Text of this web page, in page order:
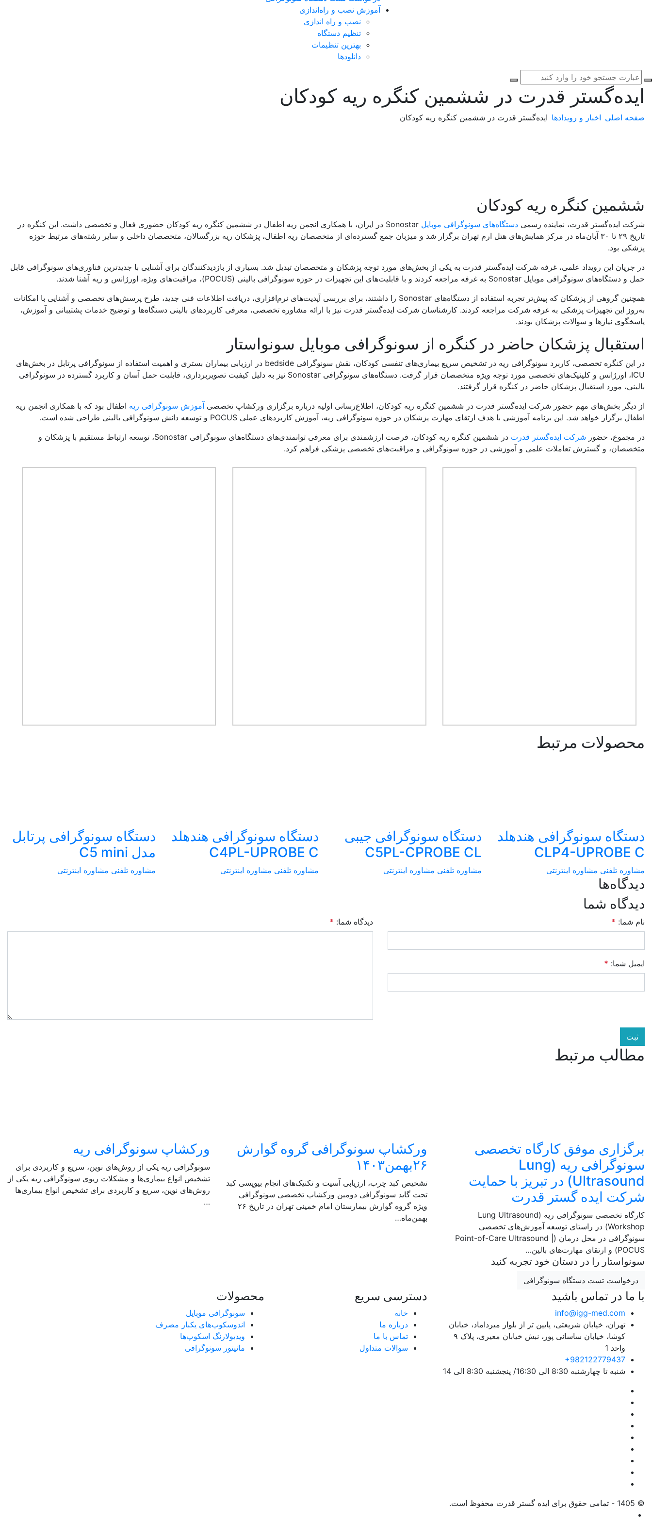
آموزش نصب و راه‌اندازی
نصب و راه اندازی
تنظیم دستگاه
بهترین تنظیمات
دانلودها
ایده‌گستر قدرت در ششمین کنگره ریه کودکان
صفحه اصلی اخبار و رویدادها ایده‌گستر قدرت در ششمین کنگره ریه کودکان
ششمین کنگره ریه کودکان
شرکت ایده‌گستر قدرت، نماینده رسمی دستگاه‌های سونوگرافی موبایل
Sonostar در ایران، با همکاری انجمن ریه اطفال در ششمین کنگره ریه کودکان حضوری فعال و تخصصی داشت. این کنگره در
تاریخ ۲۹ تا ۳۰ آبان‌ماه در مرکز همایش‌های هتل ارم تهران برگزار شد و میزبان جمع گسترده‌ای از متخصصان ریه اطفال، پزشکان ریه بزرگسالان، متخصصان داخلی و سایر رشته‌های مرتبط حوزه
پزشکی بود.
در جریان این رویداد علمی، غرفه شرکت ایده‌گستر قدرت به یکی از بخش‌های مورد توجه پزشکان و متخصصان تبدیل شد. بسیاری از بازدیدکنندگان برای آشنایی با جدیدترین فناوری‌های سونوگرافی قابل
حمل و دستگاه‌های سونوگرافی موبایل Sonostar به غرفه مراجعه کردند و با قابلیت‌های این تجهیزات در حوزه سونوگرافی بالینی (POCUS)، مراقبت‌های ویژه، اورژانس و ریه آشنا شدند.
همچنین گروهی از پزشکان که پیش‌تر تجربه استفاده از دستگاه‌های Sonostar را داشتند، برای بررسی آپدیت‌های نرم‌افزاری، دریافت اطلاعات فنی جدید، طرح پرسش‌های تخصصی و آشنایی با امکانات
به‌روز این تجهیزات پزشکی به غرفه شرکت مراجعه کردند. کارشناسان شرکت ایده‌گستر قدرت نیز با ارائه مشاوره تخصصی، معرفی کاربردهای بالینی دستگاه‌ها و توضیح خدمات پشتیبانی و آموزش،
پاسخگوی نیازها و سوالات پزشکان بودند.
استقبال پزشکان حاضر در کنگره از سونوگرافی موبایل سونواستار
در این کنگره تخصصی، کاربرد سونوگرافی ریه در تشخیص سریع بیماری‌های تنفسی کودکان، نقش سونوگرافی bedside در ارزیابی بیماران بستری و اهمیت استفاده از سونوگرافی پرتابل در بخش‌های
ICU، اورژانس و کلینیک‌های تخصصی مورد توجه ویژه متخصصان قرار گرفت. دستگاه‌های سونوگرافی Sonostar نیز به دلیل کیفیت تصویربرداری، قابلیت حمل آسان و کاربرد گسترده در سونوگرافی
بالینی، مورد استقبال پزشکان حاضر در کنگره قرار گرفتند.
از دیگر بخش‌های مهم حضور شرکت ایده‌گستر قدرت در ششمین کنگره ریه کودکان، اطلاع‌رسانی اولیه درباره برگزاری ورکشاپ تخصصی آموزش سونوگرافی ریه اطفال بود که با همکاری انجمن ریه
اطفال برگزار خواهد شد. این برنامه آموزشی با هدف ارتقای مهارت پزشکان در حوزه سونوگرافی ریه، آموزش کاربردهای عملی POCUS و توسعه دانش سونوگرافی بالینی طراحی شده است.
در مجموع، حضور شرکت ایده‌گستر قدرت
در ششمین کنگره ریه کودکان، فرصت ارزشمندی برای معرفی توانمندی‌های دستگاه‌های سونوگرافی Sonostar، توسعه ارتباط مستقیم با پزشکان و
متخصصان، و گسترش تعاملات علمی و آموزشی در حوزه سونوگرافی و مراقبت‌های تخصصی پزشکی فراهم کرد.
محصولات مرتبط
دستگاه سونوگرافی هندهلد
CLP4-UPROBE C
مشاوره تلفنی مشاوره اینترنتی
دستگاه سونوگرافی جیبی
C5PL-CPROBE CL
مشاوره تلفنی مشاوره اینترنتی
دستگاه سونوگرافی هندهلد
C4PL-UPROBE C
مشاوره تلفنی مشاوره اینترنتی
دستگاه سونوگرافی پرتابل
مدل C5 mini
مشاوره تلفنی مشاوره اینترنتی
دیدگاه‌ها
دیدگاه شما
نام شما: *
ایمیل شما: *
دیدگاه شما: *
ثبت
مطالب مرتبط
برگزاری موفق کارگاه تخصصی
سونوگرافی ریه (Lung
Ultrasound) در تبریز با حمایت
شرکت ایده گستر قدرت
کارگاه تخصصی سونوگرافی ریه (Lung Ultrasound
Workshop) در راستای توسعه آموزش‌های تخصصی
سونوگرافی در محل درمان (Point-of-Care Ultrasound |
POCUS) و ارتقای مهارت‌های بالین…
ورکشاپ سونوگرافی گروه گوارش
۲۶بهمن۱۴۰۳
تشخیص کبد چرب، ارزیابی آسیت و تکنیک‌های انجام بیوپسی کبد
تحت گاید سونوگرافی دومین ورکشاپ تخصصی سونوگرافی
ویژه گروه گوارش بیمارستان امام خمینی تهران در تاریخ ۲۶
بهمن‌ماه…
ورکشاپ سونوگرافی ریه
سونوگرافی ریه یکی از روش‌های نوین، سریع و کاربردی برای
تشخیص انواع بیماری‌ها و مشکلات ریوی سونوگرافی ریه یکی از
روش‌های نوین، سریع و کاربردی برای تشخیص انواع بیماری‌ها
…
سونواستار را در دستان خود تجربه کنید
درخواست تست دستگاه سونوگرافی
با ما در تماس باشید
info@igg-med.com
تهران، خیابان شریعتی، پایین تر از بلوار میرداماد، خیابان
کوشا، خیابان ساسانی پور، نبش خیابان معیری، پلاک ۹
واحد 1
+982122779437
شنبه تا چهارشنبه 8:30 الی 16:30/ پنجشنبه 8:30 الی 14
دسترسی سریع
خانه
درباره ما
تماس با ما
سوالات متداول
محصولات
سونوگرافی موبایل
اندوسکوپ‌های یکبار مصرف
ویدیولارنگ اسکوپ‌ها
مانیتور سونوگرافی
© 1405 - تمامی حقوق برای ایده گستر قدرت محفوظ است.